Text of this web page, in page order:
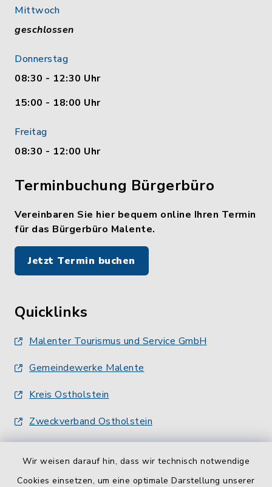
Wir weisen darauf hin, dass wir technisch notwendige
Cookies einsetzen, um eine optimale Darstellung unserer
Mittwoch
geschlossen
Donnerstag
08:30 - 12:30 Uhr
15:00 - 18:00 Uhr
Freitag
08:30 - 12:00 Uhr
Terminbuchung Bürgerbüro
Vereinbaren Sie hier bequem online Ihren Termin
für das Bürgerbüro Malente.
Jetzt Termin buchen
Quicklinks
Malenter Tourismus und Service GmbH
Gemeindewerke Malente
Kreis Ostholstein
Zweckverband Ostholstein